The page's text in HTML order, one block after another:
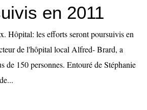
en 2011
Hôpital: les efforts seront poursuivis en
de l'hôpital local Alfred- Brard, a
de 150 personnes. Entouré de Stéphanie